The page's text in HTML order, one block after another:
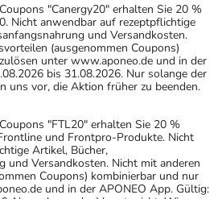
"Canergy20" erhalten Sie 20 %
Nicht anwendbar auf rezeptpflichtige
und Versandkosten.
(ausgenommen Coupons)
unter www.aponeo.de und in der
bis 31.08.2026. Nur solange der
uns vor, die Aktion früher zu beenden.
"FTL20" erhalten Sie 20 %
und Frontpro-Produkte. Nicht
Artikel, Bücher,
und Versandkosten. Nicht mit anderen
Coupons) kombinierbar und nur
und in der APONEO App. Gültig: